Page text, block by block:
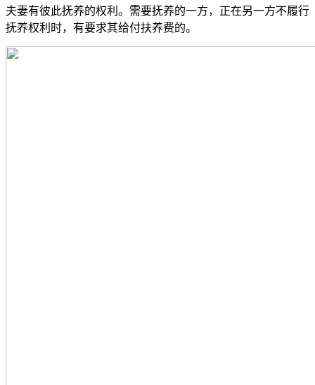
夫妻有彼此抚养的权利。需要抚养的一方，正在另一方不履行
抚养权利时，有要求其给付扶养费的。